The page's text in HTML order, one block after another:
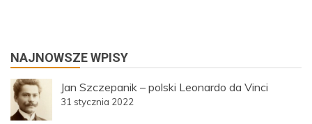
NAJNOWSZE WPISY
Jan Szczepanik – polski Leonardo da Vinci
31 stycznia 2022